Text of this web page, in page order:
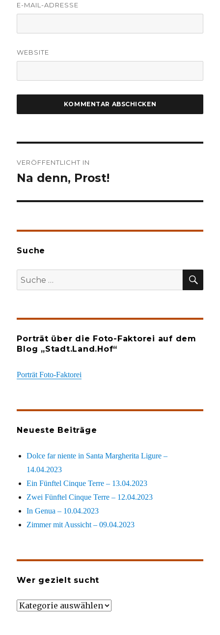
E-MAIL-ADRESSE
WEBSITE
VERÖFFENTLICHT IN
Na denn, Prost!
Suche
Suche
nach:
Porträt über die Foto-Faktorei auf dem
Blog „Stadt.Land.Hof“
Porträt Foto-Faktorei
Neueste Beiträge
Dolce far niente in Santa Margherita Ligure –
14.04.2023
Ein Fünftel Cinque Terre – 13.04.2023
Zwei Fünftel Cinque Terre – 12.04.2023
In Genua – 10.04.2023
Zimmer mit Aussicht – 09.04.2023
Wer gezielt sucht
Wer